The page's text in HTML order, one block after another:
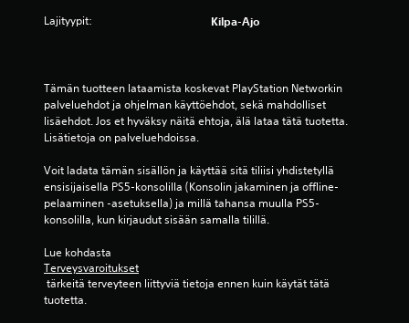
Lajityypit: Kilpa-Ajo
Tämän tuotteen lataamista koskevat PlayStation Networkin
palveluehdot ja ohjelman käyttöehdot, sekä mahdolliset
lisäehdot. Jos et hyväksy näitä ehtoja, älä lataa tätä tuotetta.
Lisätietoja on palveluehdoissa.
Voit ladata tämän sisällön ja käyttää sitä tiliisi yhdistetyllä
ensisijaisella PS5-konsolilla (Konsolin jakaminen ja offline-
pelaaminen -asetuksella) ja millä tahansa muulla PS5-
konsolilla, kun kirjaudut sisään samalla tilillä.
Lue kohdasta
Terveysvaroitukset
tuotetta.